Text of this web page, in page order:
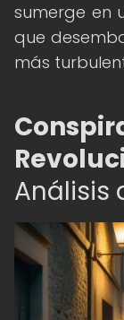
sumerge en
que
más
Análisis